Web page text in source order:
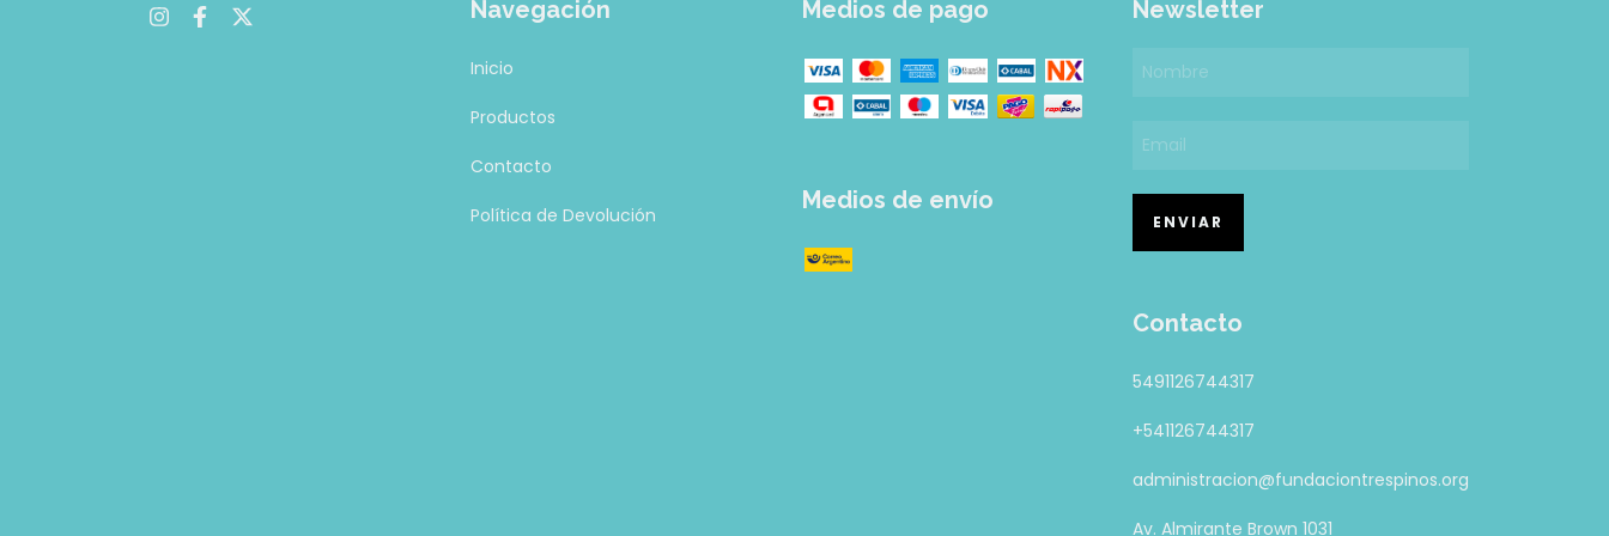
Navegación
Inicio
Productos
Contacto
Política de Devolución
Medios de pago
Medios de envío
Newsletter
Contacto
5491126744317
+541126744317
administracion@fundaciontrespinos.org
Av. Almirante Brown 1031